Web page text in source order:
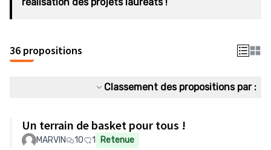
36 propositions
Classement des propositions par :
Un terrain de basket pour tous !
MARVIN 10 1 Retenue